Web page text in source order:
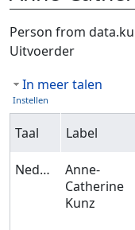
Ga naar:navigatie,
Person from
Uitvoerder
In meer talen
Instellen
Taal Label
Nederlands
Anne-
Catherine
Kunz